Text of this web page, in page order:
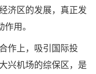
济区的发展，真正发
用。
上，吸引国际投
兴机场的综保区，是